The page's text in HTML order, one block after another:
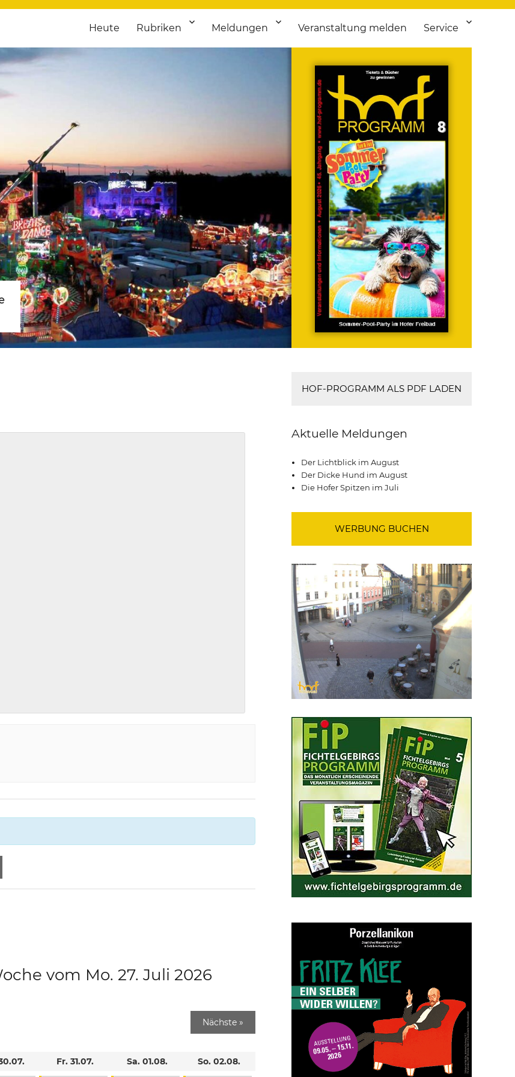
für Hochfranken
Täglich aktuelle Termine von Kultur bis Sport, von Theater bis Flohmarkt.
Heute Rubriken Meldungen Veranstaltung melden Service
vom Mo. 27. Juli 2026
Nächste »
Fr. 31.07. Sa. 01.08. So. 02.08.
HOF-PROGRAMM ALS PDF LADEN
Aktuelle Meldungen
Der Lichtblick im August
Der Dicke Hund im August
Die Hofer Spitzen im Juli
WERBUNG BUCHEN